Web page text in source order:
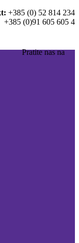
+385 (0) 52 814 234
+385 (0)91 605 605 4
Pratite nas na